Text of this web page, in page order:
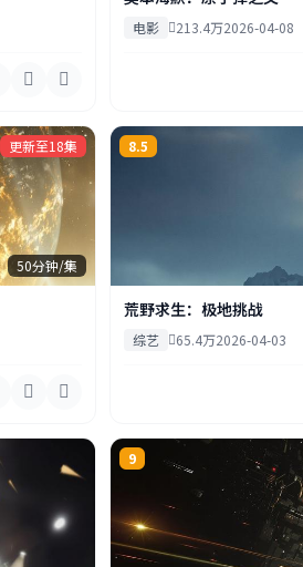
电影 213.4万2026-04-08
50分钟/集
更新至18集 8.5
荒野求生：极地挑战
综艺 65.4万2026-04-03
9